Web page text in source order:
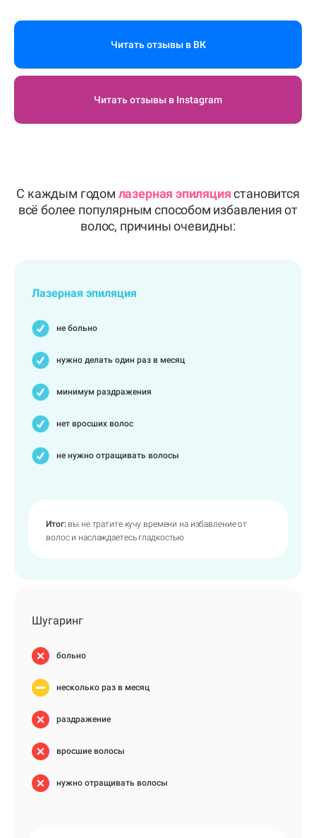
Читать отзывы в ВК
Читать отзывы в Instagram
С каждым годом лазерная эпиляциястановится
всё более популярным способом избавления от
волос, причины очевидны:
Лазерная эпиляция
не больно
нужно делать один раз в месяц
минимум раздражения
нет вросших волос
не нужно отращивать волосы
Итог:вы не тратите кучу времени на избавление от
волос и наслаждаетесь гладкостью
Шугаринг
больно
несколько раз в месяц
раздражение
вросшие волосы
нужно отращивать волосы